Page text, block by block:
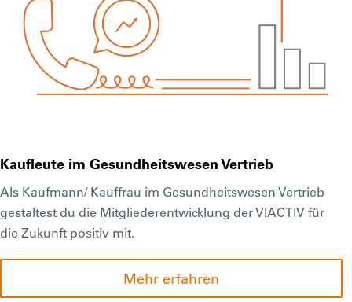
Kaufleute im Gesundheitswesen Vertrieb
Als Kaufmann/ Kauffrau im Gesundheitswesen Vertrieb
gestaltest du die Mitgliederentwicklung der VIACTIV für
die Zukunft positiv mit.
Mehr erfahren